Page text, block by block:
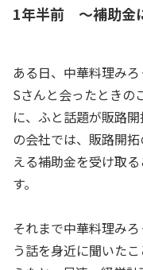
1年半前 ～補助金
ある日、中華料理み
Sさんと会ったときの
に、ふと話題が販路
の会社では、販路開
える補助金を受け取
す。
それまで中華料理み
う話を身近に聞いた